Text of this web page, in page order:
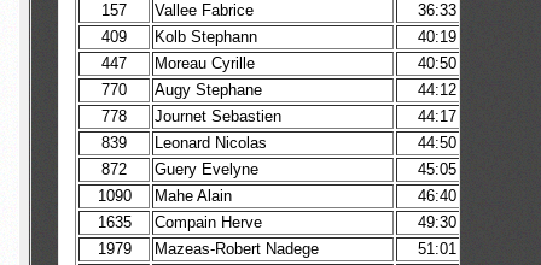
157
Vallee Fabrice
36:33
409
Kolb Stephann
40:19
447
Moreau Cyrille
40:50
770
Augy Stephane
44:12
778
Journet Sebastien
44:17
839
Leonard Nicolas
44:50
872
Guery Evelyne
45:05
1090
Mahe Alain
46:40
1635
Compain Herve
49:30
1979
Mazeas-Robert Nadege
51:01